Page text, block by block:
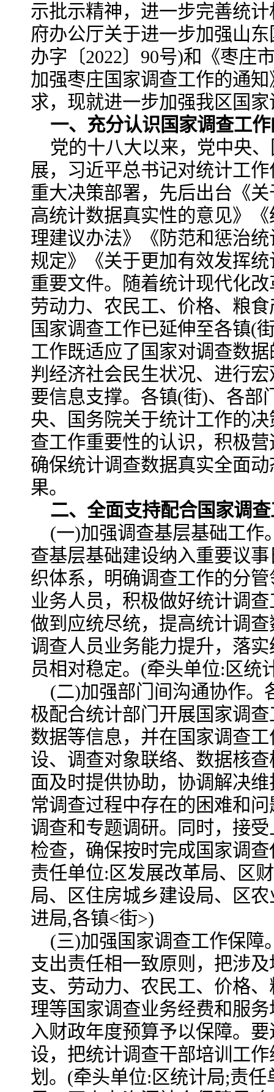
示批示精神，进一步完善统
府办公厅关于进一步加强山
办字〔2022〕90号)和《枣庄
加强枣庄国家调查工作的通
求，现就进一步加强我区国
一、充分认识国家调查工
党的十八大以来，党中央
展，习近平总书记对统计工
重大决策部署，先后出台《
高统计数据真实性的意见》
理建议办法》《防范和惩治
规定》《关于更加有效发挥
重要文件。随着统计现代化
劳动力、农民工、价格、粮
国家调查工作已延伸至各镇(
工作既适应了国家对调查数
判经济社会民生状况、进行
要信息支撑。各镇(街)、各部
央、国务院关于统计工作的
查工作重要性的认识，积极
确保统计调查数据真实全面
果。
二、 全面支持配合国家调
(一)加强调查基层基础工作
查基层基础建设纳入重要议
织体系，明确调查工作的分
业务人员，积极做好统计调
做到应统尽统，提高统计调
调查人员业务能力提升，落
员相对稳定。 (牵头单位:区统
(二)加强部门间沟通协作。
极配合统计部门开展国家调
数据等信息，并在国家调查
设、调查对象联络、数据核
面及时提供协助，协调解决
常调查过程中存在的困难和
调查和专题调研。同时，接
检查，确保按时完成国家调
责任单位:区发展改革局、区
局、区住房城乡建设局、区
进局,各镇<街>)
(三)加强国家调查工作保障
支出责任相一致原则，把涉
支、劳动力、农民工、价格
理等国家调查业务经费和服
入财政年度预算予以保障。
设，把统计调查干部培训工
划。 (牵头单位:区统计局;责